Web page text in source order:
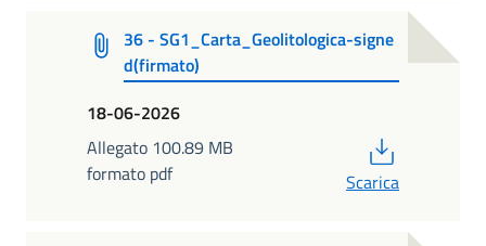
36 - SG1_Carta_Geolitologica-signe
d(firmato)
18-06-2026
Allegato 100.89 MB
formato pdf
Scarica